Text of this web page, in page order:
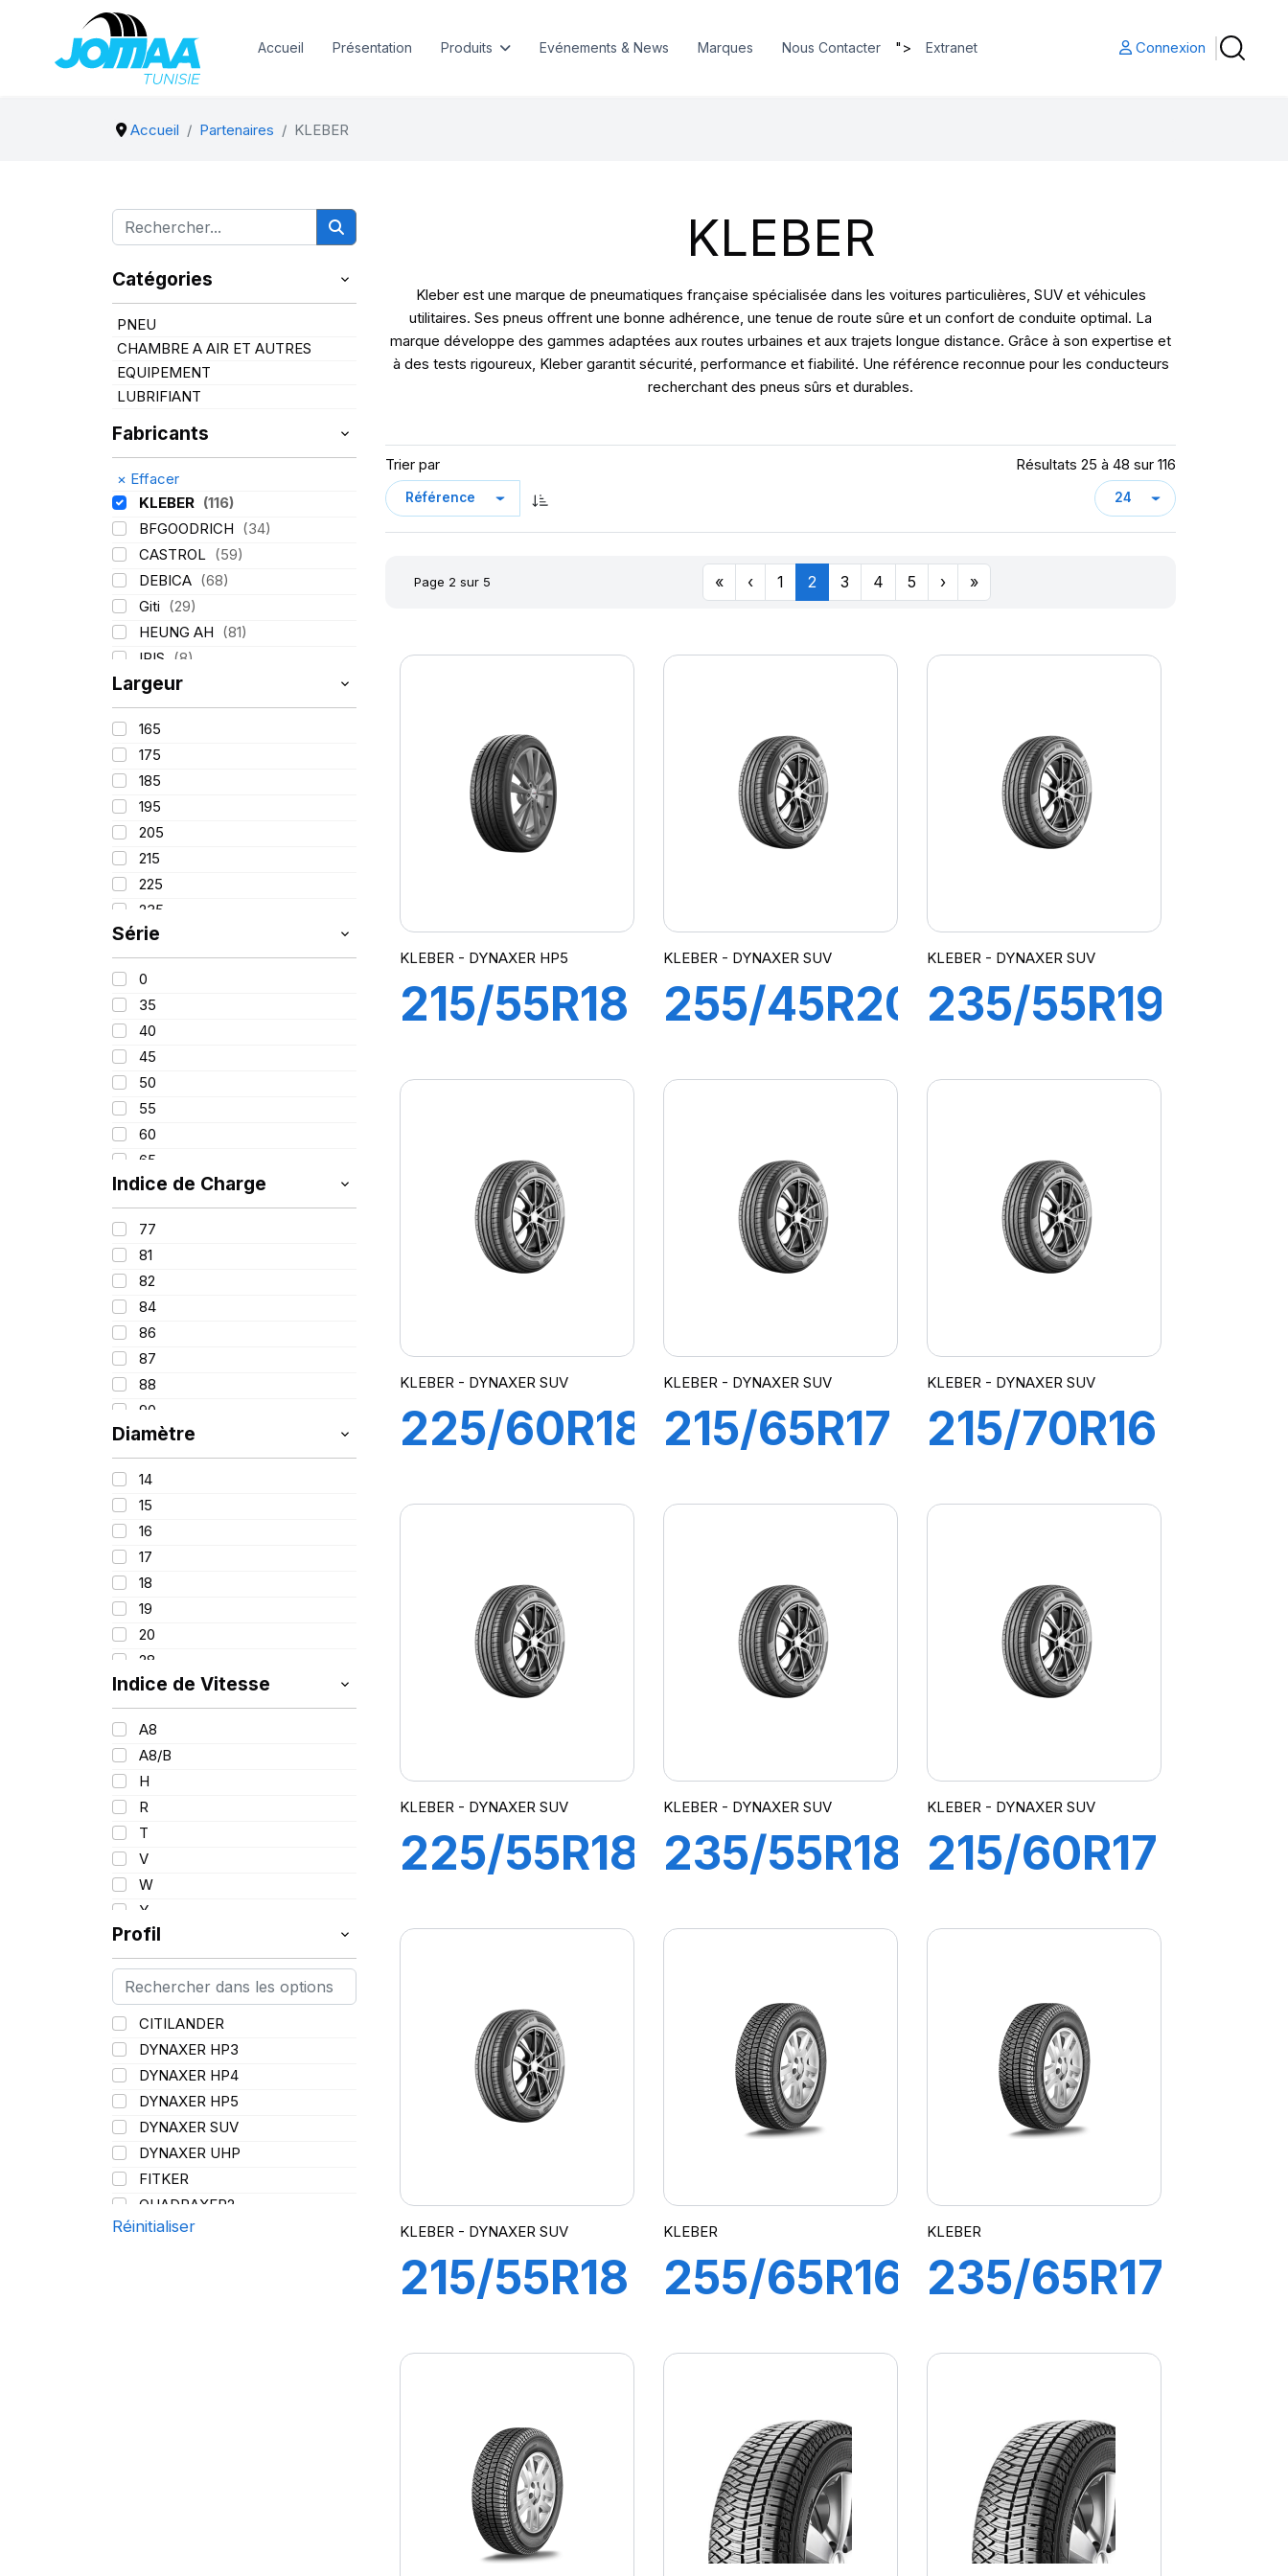
Accueil Présentation Produits Evénements & News Marques Nous Contacter "> Extranet Connexion
Accueil Partenaires KLEBER
Catégories
PNEU
CHAMBRE A AIR ET AUTRES
EQUIPEMENT
LUBRIFIANT
Fabricants
× Effacer
KLEBER (116)
BFGOODRICH (34)
CASTROL (59)
DEBICA (68)
Giti (29)
HEUNG AH (81)
IRIS (8)
ITALMATIC
LASSA (174)
LING LONG
MICHELIN
MITAS
Mondolfo ferro
PIRELLI
PROMETEON
SCHRADER
SPEEDWAYS
Largeur
165
175
185
195
205
215
225
235
245
255
260
280
380
420
Série
0
35
40
45
50
55
60
65
70
75
85
100
Indice de Charge
77
81
82
84
86
87
88
90
91
92
93
94
95
96
97
98
99
100
101
102/100
103
103/101
104/102
105
107/105
109
109/106
109/107
110/108
112A8/109B
114/111
115/113
116/113
116/114
127/127
144/141
Diamètre
14
15
16
17
18
19
20
28
Indice de Vitesse
A8
A8/B
H
R
T
V
W
Y
Profil
CITILANDER
DYNAXER HP3
DYNAXER HP4
DYNAXER HP5
DYNAXER SUV
DYNAXER UHP
FITKER
QUADRAXER2
SUP 8L
Réinitialiser
KLEBER
Kleber est une marque de pneumatiques française spécialisée dans les voitures particulières, SUV et véhicules
utilitaires. Ses pneus offrent une bonne adhérence, une tenue de route sûre et un confort de conduite optimal. La
marque développe des gammes adaptées aux routes urbaines et aux trajets longue distance. Grâce à son expertise et
à des tests rigoureux, Kleber garantit sécurité, performance et fiabilité. Une référence reconnue pour les conducteurs
recherchant des pneus sûrs et durables.
Trier par Résultats 25 à 48 sur 116
Page 2 sur 5 « ‹ 1 2 3 4 5 › »
KLEBER - DYNAXER HP5
215/55R18
HP5 SUV
KLEBER - DYNAXER SUV
255/45R20
SUV
KLEBER - DYNAXER SUV
235/55R19
SUV
KLEBER - DYNAXER SUV
225/60R18
SUV
KLEBER - DYNAXER SUV
215/65R17
SUV
KLEBER - DYNAXER SUV
215/70R16
SUV
KLEBER - DYNAXER SUV
225/55R18
SUV
KLEBER - DYNAXER SUV
235/55R18
SUV
KLEBER - DYNAXER SUV
215/60R17
SUV
KLEBER - DYNAXER SUV
215/55R18
SUV
KLEBER
255/65R16
KLEBER
235/65R17